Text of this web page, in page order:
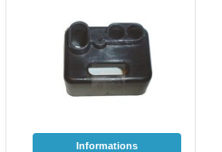
Informations